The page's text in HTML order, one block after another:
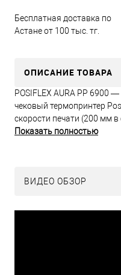
Бесплатная доставка по
Астане от 100 тыс. тг.
ОПИСАНИЕ ТОВАРА
POSIFLEX AURA PP 6900
чековый термопринтер
скорости печати (200 мм в
Показать полностью
ВИДЕО ОБЗОР